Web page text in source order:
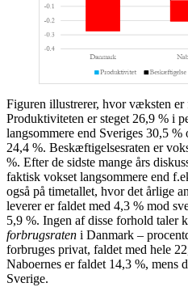
Figuren illustrerer, hvor væksten er
Produktiviteten er steget 26,9 % i
langsommere end Sveriges 30,5
24,4 %. Beskæftigelsesraten er
%. Efter de sidste mange års
faktisk vokset langsommere end
også på timetallet, hvor det årlige
leverer er faldet med 4,3 % mod
5,9 %. Ingen af disse forhold taler
forbrugsraten i Danmark –
forbruges privat, faldet med hele
Naboernes er faldet 14,3 %, mens
Sverige.